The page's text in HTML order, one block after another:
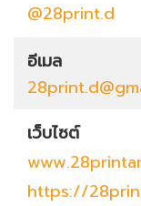
@28print.d
อีเมล
เว็บไซต์
https://